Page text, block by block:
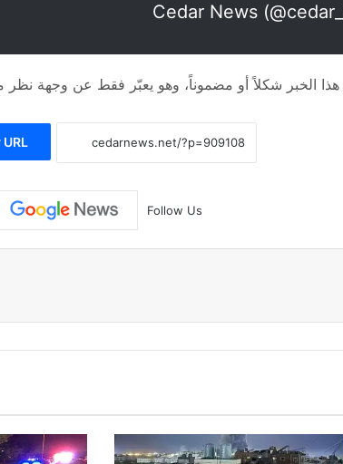
الخبر شكلاً أو مضموناً، وهو يعبّر فقط عن وجهة نظر
Follow Us